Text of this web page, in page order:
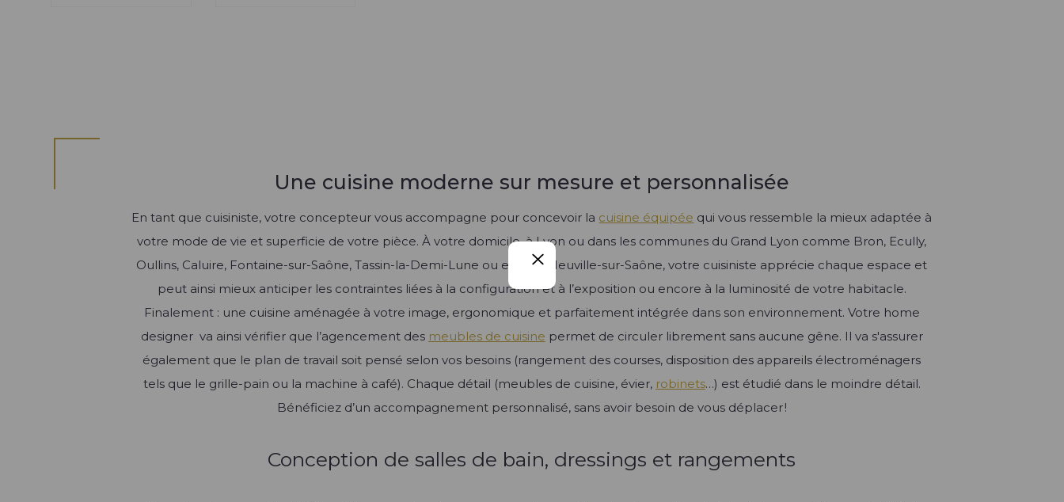
Une cuisine moderne sur mesure et personnalisée
En tant que cuisiniste, votre concepteur vous accompagne pour concevoir la cuisine équipée qui vous ressemble la mieux adaptée à
votre mode de vie et superficie de votre pièce. À votre domicile, à Lyon ou dans les communes du Grand Lyon comme Bron, Ecully,
Oullins, Caluire, Fontaine-sur-Saône, Tassin-la-Demi-Lune ou encore Neuville-sur-Saône, votre cuisiniste apprécie chaque espace et
peut ainsi mieux anticiper les contraintes liées à la configuration et à l’exposition ou encore à la luminosité de votre habitacle.
Finalement : une cuisine aménagée à votre image, ergonomique et parfaitement intégrée dans son environnement. Votre home
designer va ainsi vérifier que l’agencement des meubles de cuisine permet de circuler librement sans aucune gêne. Il va s'assurer
également que le plan de travail soit pensé selon vos besoins (rangement des courses, disposition des appareils électroménagers
tels que le grille-pain ou la machine à café). Chaque détail (meubles de cuisine, évier, robinets…) est étudié dans le moindre détail.
Bénéficiez d’un accompagnement personnalisé, sans avoir besoin de vous déplacer !
Conception de salles de bain, dressings et rangements